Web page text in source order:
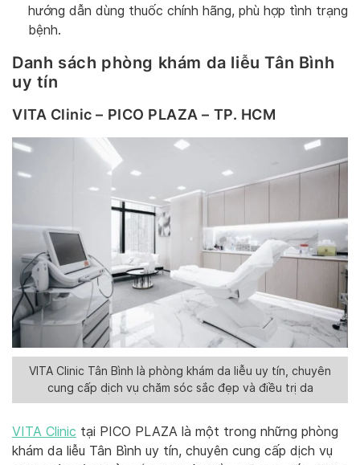
hướng dẫn dùng thuốc chính hãng, phù hợp tình trạng
bệnh.
Danh sách phòng khám da liễu Tân Bình
uy tín
VITA Clinic – PICO PLAZA – TP. HCM
VITA Clinic Tân Bình là phòng khám da liễu uy tín, chuyên
cung cấp dịch vụ chăm sóc sắc đẹp và điều trị da
VITA Clinic tại PICO PLAZA là một trong những phòng
khám da liễu Tân Bình uy tín, chuyên cung cấp dịch vụ